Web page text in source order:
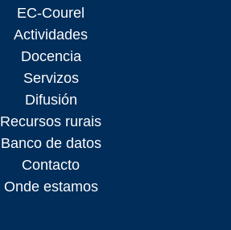
EC-Courel
Actividades
Docencia
Servizos
Difusión
Recursos rurais
Banco de datos
Contacto
Onde estamos